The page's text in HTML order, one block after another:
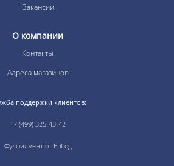
Вакансии
О компании
Контакты
Адреса магазинов
поддержки клиентов:
+7 (499) 325-43-42
Фулфилмент от Fulllog